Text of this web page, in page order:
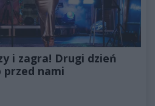
i zagra! Drugi dzień
przed nami